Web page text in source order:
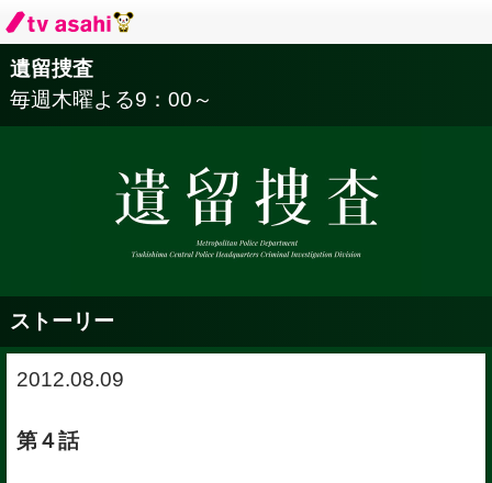
遺留捜査
毎週木曜よる9：00～
ストーリー
2012.08.09
第４話